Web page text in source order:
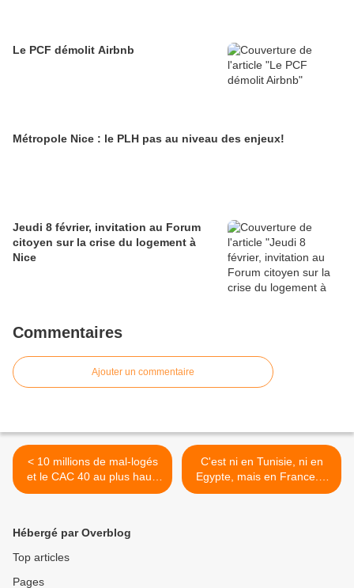
Le PCF démolit Airbnb
Métropole Nice : le PLH pas au niveau des enjeux!
Jeudi 8 février, invitation au Forum
citoyen sur la crise du logement à
Nice
Commentaires
Ajouter un commentaire
< 10 millions de mal-logés
et le CAC 40 au plus haut:
trouvez l'erreur....
C'est ni en Tunisie, ni en
Egypte, mais en France....
>
Hébergé par Overblog
Top articles
Pages